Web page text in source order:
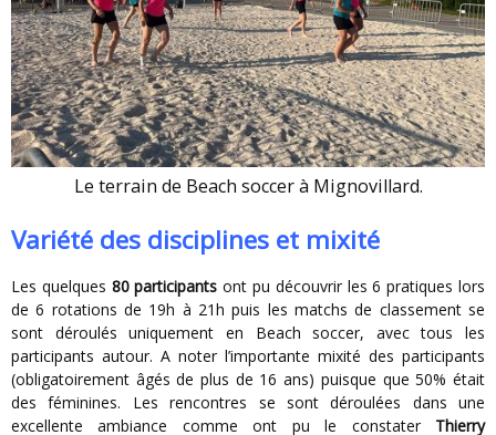
Le terrain de Beach soccer à Mignovillard.
Variété des disciplines et mixité
Les quelques 80 participants ont pu découvrir les 6 pratiques lors
de 6 rotations de 19h à 21h puis les matchs de classement se
sont déroulés uniquement en Beach soccer, avec tous les
participants autour. A noter l’importante mixité des participants
(obligatoirement âgés de plus de 16 ans) puisque que 50% était
des féminines. Les rencontres se sont déroulées dans une
excellente ambiance comme ont pu le constater Thierry